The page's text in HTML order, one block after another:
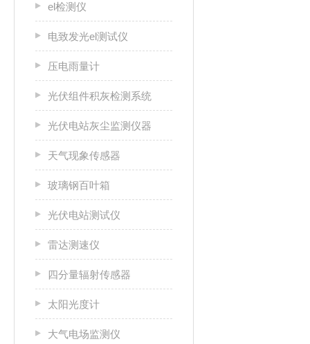
el检测仪
电致发光el测试仪
压电雨量计
光伏组件积灰检测系统
光伏电站灰尘监测仪器
天气现象传感器
玻璃钢百叶箱
光伏电站测试仪
雷达测速仪
四分量辐射传感器
太阳光度计
大气电场监测仪